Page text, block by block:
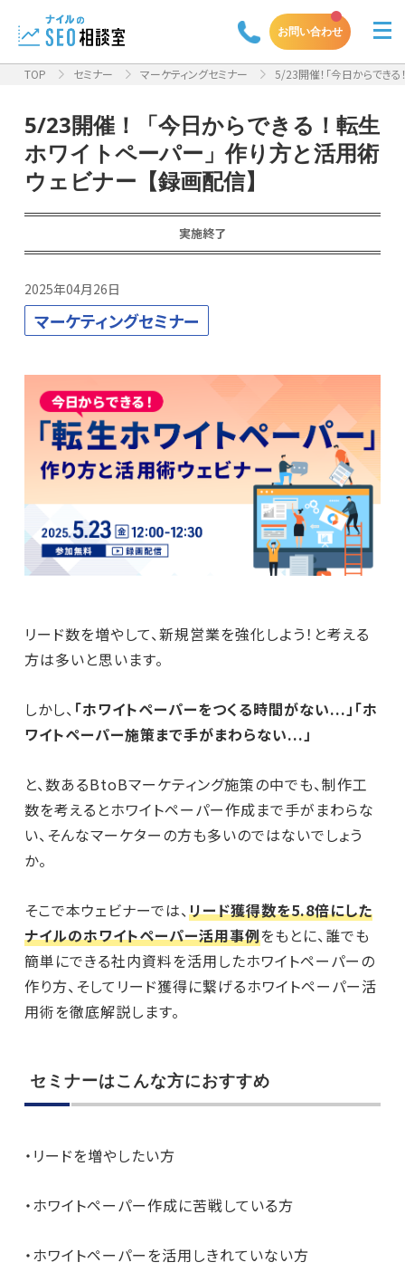
お問い合わせ
TOP セミナー マーケティングセミナー 5/23開催！「今日からでき
5/23開催！「今日からできる！転生
ホワイトペーパー」作り方と活用術
ウェビナー【録画配信】
実施終了
2025年04月26日
マーケティングセミナー
リード数を増やして、新規営業を強化しよう！と考える
方は多いと思います。
しかし、 「ホワイトペーパーをつくる時間がない...」「ホ
ワイトペーパー施策まで手がまわらない...」
と、数あるBtoBマーケティング施策の中でも、制作工
数を考えるとホワイトペーパー作成まで手がまわらな
い、そんなマーケターの方も多いのではないでしょう
か。
そこで本ウェビナーでは、リード獲得数を5.8倍にした
ナイルのホワイトペーパー活用事例をもとに、誰でも
簡単にできる社内資料を活用したホワイトペーパーの
作り方、そしてリード獲得に繋げるホワイトペーパー活
用術を徹底解説します。
セミナーはこんな方におすすめ
・リードを増やしたい方
・ホワイトペーパー作成に苦戦している方
・ホワイトペーパーを活用しきれていない方